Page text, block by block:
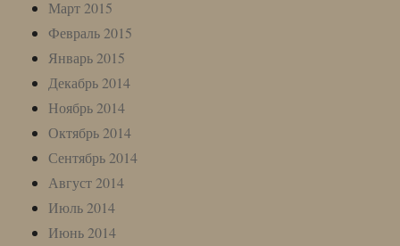
Март 2015
Февраль 2015
Январь 2015
Декабрь 2014
Ноябрь 2014
Октябрь 2014
Сентябрь 2014
Август 2014
Июль 2014
Июнь 2014